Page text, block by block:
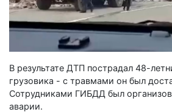
В результате ДТП пострадал 48-
грузовика - с травмами он был
Сотрудниками ГИБДД был
аварии.